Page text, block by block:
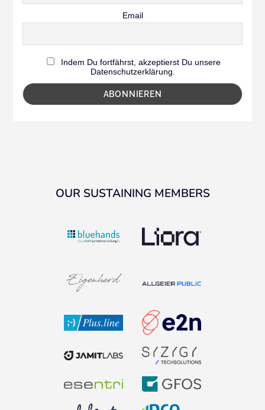
Email
Indem Du fortfährst, akzeptierst Du unsere
Datenschutzerklärung.
OUR SUSTAINING MEMBERS